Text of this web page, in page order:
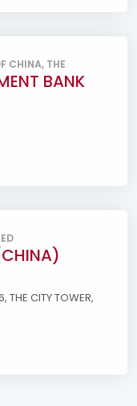
CHINA, THE
BANK
THE CITY TOWER,